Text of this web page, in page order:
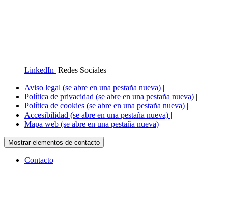
LinkedIn Redes Sociales
Aviso legal (se abre en una pestaña nueva) |
Política de privacidad (se abre en una pestaña nueva) |
Política de cookies (se abre en una pestaña nueva) |
Accesibilidad (se abre en una pestaña nueva) |
Mapa web (se abre en una pestaña nueva)
Mostrar elementos de contacto
Contacto